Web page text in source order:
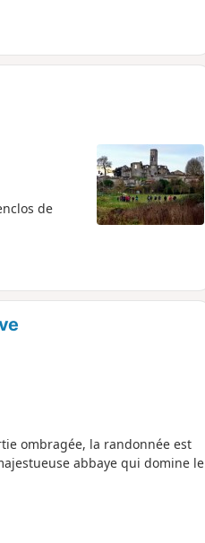
de
ombragée, la randonnée est
abbaye qui domine le